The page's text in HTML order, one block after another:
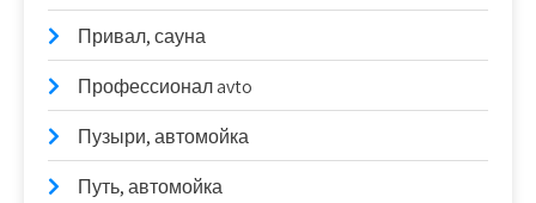
Привал, сауна
Профессионал avto
Пузыри, автомойка
Путь, автомойка